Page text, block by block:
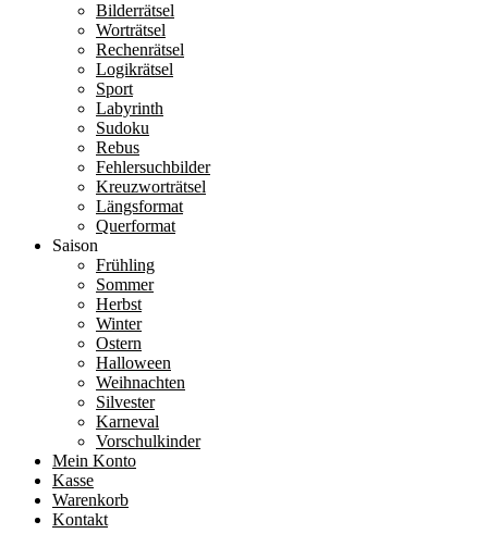
Bilderrätsel
Worträtsel
Rechenrätsel
Logikrätsel
Sport
Labyrinth
Sudoku
Rebus
Fehlersuchbilder
Kreuzworträtsel
Längsformat
Querformat
Saison
Frühling
Sommer
Herbst
Winter
Ostern
Halloween
Weihnachten
Silvester
Karneval
Vorschulkinder
Mein Konto
Kasse
Warenkorb
Kontakt